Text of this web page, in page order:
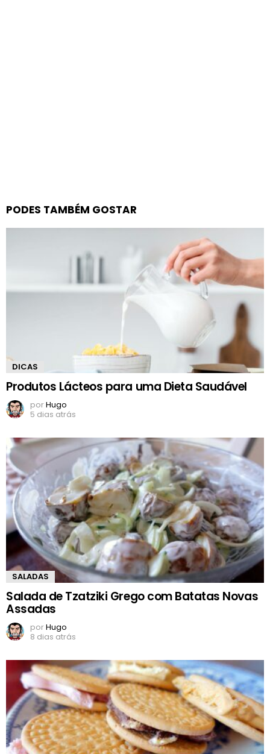
PODES TAMBÉM GOSTAR
DICAS
Produtos Lácteos para uma Dieta Saudável
porHugo
5 dias atrás
SALADAS
Salada de Tzatziki Grego com Batatas Novas
Assadas
porHugo
8 dias atrás